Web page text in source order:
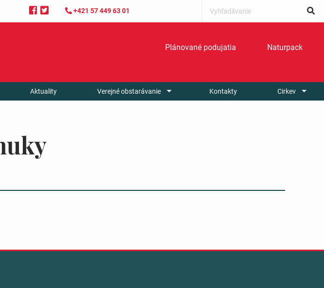
+421 57 449 63 01
Plánované podujatia Naturpack
Aktuality Verejné obstarávanie Kontakty Cirkev